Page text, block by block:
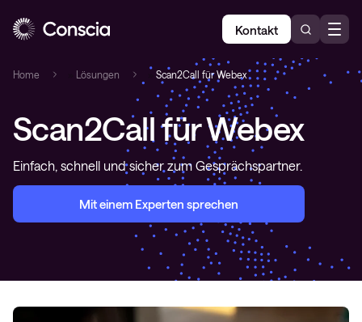
Kontakt
Home Lösungen Scan2Call für Webex
Scan2Call für Webex
Einfach, schnell und sicher zum Gesprächspartner.
Mit einem Experten sprechen